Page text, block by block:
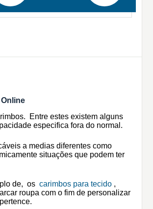
Entre estes existem alguns
especifica fora do normal.
a medias diferentes como
situações que podem ter
de, os carimbos para tecido ,
roupa com o fim de personalizar